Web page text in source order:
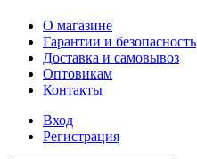
О магазине
Гарантии и безопасность
Доставка и самовывоз
Оптовикам
Контакты
Вход
Регистрация